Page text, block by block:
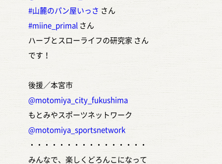
#山麓のパン屋いっさ さん
#miine_primal さん
ハーブとスローライフの研究家 さん
です！
後援／本宮市
@motomiya_city_fukushima
もとみやスポーツネットワーク
@motomiya_sportsnetwork
・・・・・・・・・・・・・・・・
みんなで、楽しくどろんこになって